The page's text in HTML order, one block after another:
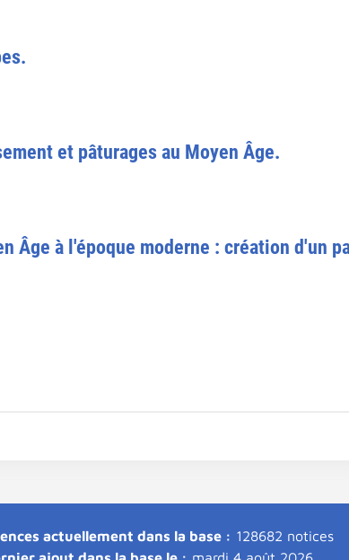
et pâturages au Moyen Âge.
Âge à l'époque moderne : création d'un
actuellement dans la base : 128682 notices